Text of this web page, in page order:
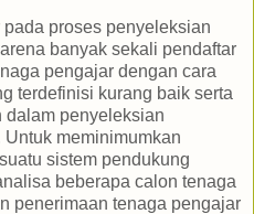
proses penyeleksian
banyak sekali pendaftar
pengajar dengan cara
terdefinisi kurang baik serta
dalam penyeleksian
meminimumkan
sistem pendukung
beberapa calon tenaga
penerimaan tenaga pengajar